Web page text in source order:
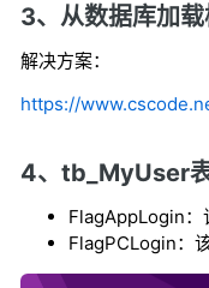
3、从数据库加
解决方案：
https://
4、tb_MyUser
FlagAppLogin：
FlagPCLogin：